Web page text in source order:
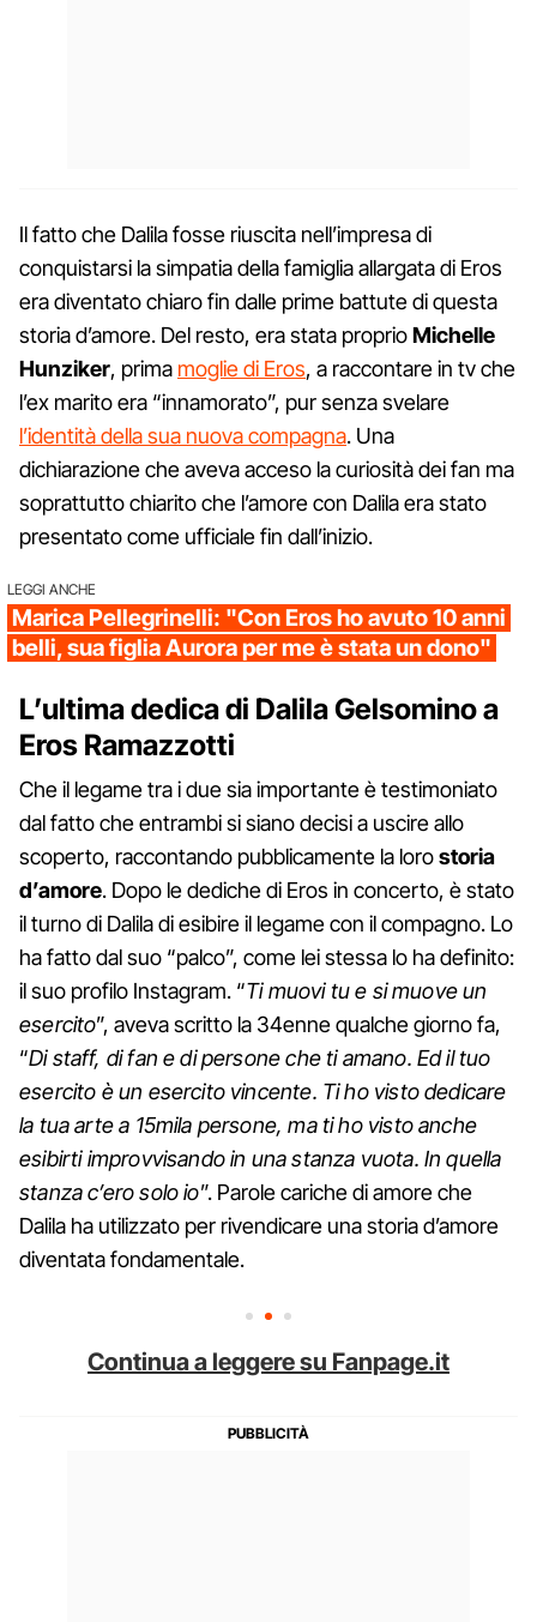
Il fatto che Dalila fosse riuscita nell’impresa di
conquistarsi la simpatia della famiglia allargata di Eros
era diventato chiaro fin dalle prime battute di questa
storia d’amore. Del resto, era stata proprioMichelle
Hunziker, prima moglie di Eros, a raccontare in tv che
l’ex marito era “innamorato”, pur senza svelare
l’identità della sua nuova compagna. Una
dichiarazione che aveva acceso la curiosità dei fan ma
soprattutto chiarito che l’amore con Dalila era stato
presentato come ufficiale fin dall’inizio.
LEGGI ANCHE
Marica Pellegrinelli: "Con Eros ho avuto 10 anni
belli, sua figlia Aurora per me è stata un dono"
L’ultima dedica di Dalila Gelsomino a
Eros Ramazzotti
Che il legame tra i due sia importante è testimoniato
dal fatto che entrambi si siano decisi a uscire allo
scoperto, raccontando pubblicamente la lorostoria
d’amore. Dopo le dediche di Eros in concerto, è stato
il turno di Dalila di esibire il legame con il compagno. Lo
ha fatto dal suo “palco”, come lei stessa lo ha definito:
il suo profilo Instagram. “Ti muovi tu e si muove un
esercito”, aveva scritto la 34enne qualche giorno fa,
“Di staff, di fan e di persone che ti amano. Ed il tuo
esercito è un esercito vincente. Ti ho visto dedicare
la tua arte a 15mila persone, ma ti ho visto anche
esibirti improvvisando in una stanza vuota. In quella
stanza c’ero solo io”. Parole cariche di amore che
Dalila ha utilizzato per rivendicare una storia d’amore
diventata fondamentale.
Continua a leggere su Fanpage.it